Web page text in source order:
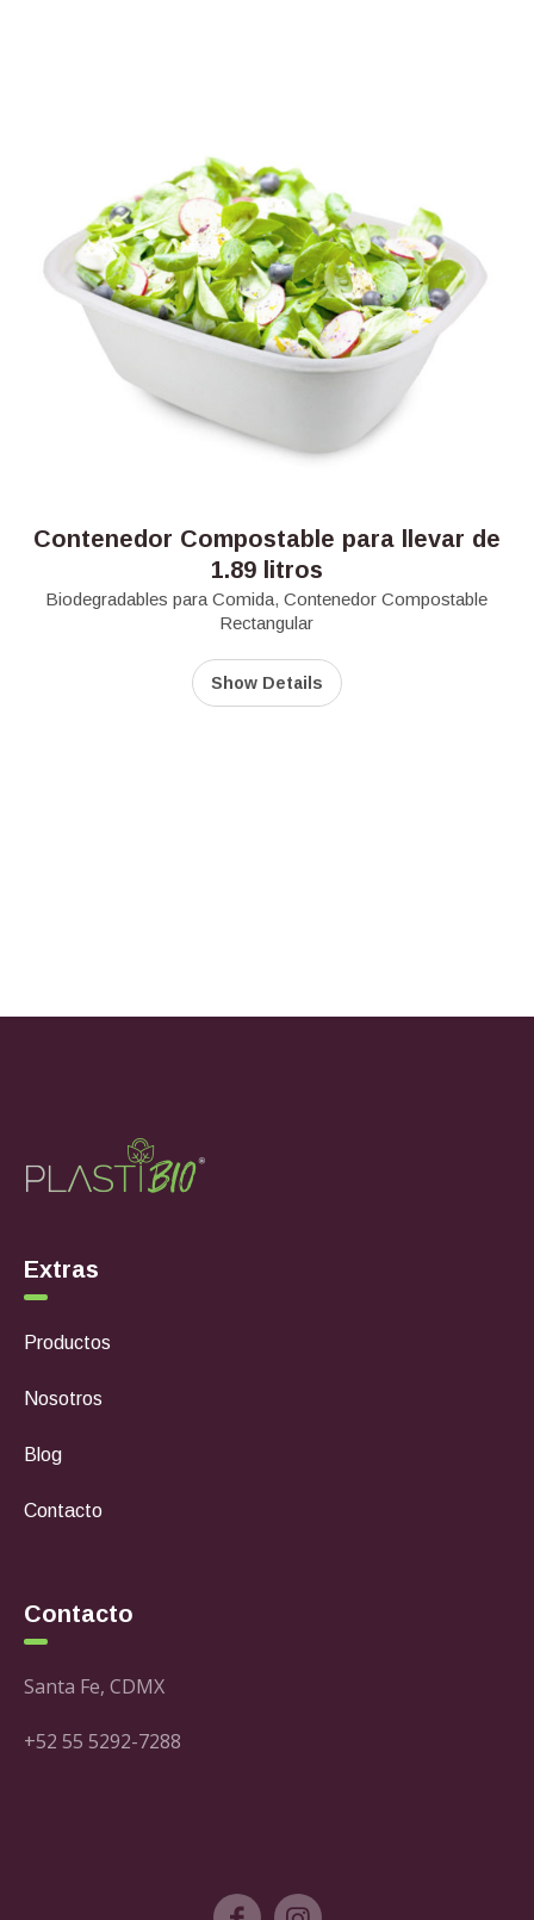
Contenedor Compostable para llevar de
1.89 litros
Biodegradables para Comida,Contenedor Compostable
Rectangular
Show Details
Extras
Productos
Nosotros
Blog
Contacto
Contacto
Santa Fe, CDMX
+52 55 5292-7288